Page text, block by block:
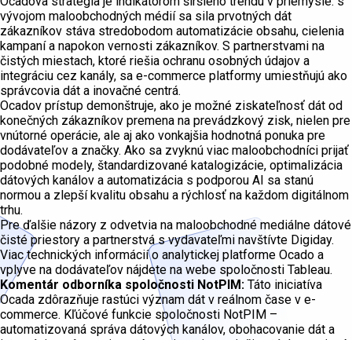
vývojom maloobchodných médií sa sila prvotných dát
zákazníkov stáva stredobodom automatizácie obsahu, cielenia
kampaní a napokon vernosti zákazníkov. S partnerstvami na
čistých miestach, ktoré riešia ochranu osobných údajov a
integráciu cez kanály, sa e-commerce platformy umiestňujú ako
správcovia dát a inovačné centrá.
Ocadov prístup demonštruje, ako je možné ziskateľnosť dát od
konečných zákazníkov premena na prevádzkový zisk, nielen pre
vnútorné operácie, ale aj ako vonkajšia hodnotná ponuka pre
dodávateľov a značky. Ako sa zvyknú viac maloobchodníci prijať
podobné modely, štandardizované katalogizácie, optimalizácia
dátových kanálov a automatizácia s podporou AI sa stanú
normou a zlepší kvalitu obsahu a rýchlosť na každom digitálnom
trhu.
Pre ďalšie názory z odvetvia na maloobchodné mediálne dátové
čisté priestory a partnerstvá s vydavateľmi navštívte Digiday.
Viac technických informácií o analytickej platforme Ocado a
vplyve na dodávateľov nájdete na webe spoločnosti Tableau.
Komentár odborníka spoločnosti NotPIM: Táto iniciatíva
Ocada zdôrazňuje rastúci význam dát v reálnom čase v e-
commerce. Kľúčové funkcie spoločnosti NotPIM –
automatizovaná správa dátových kanálov, obohacovanie dát a